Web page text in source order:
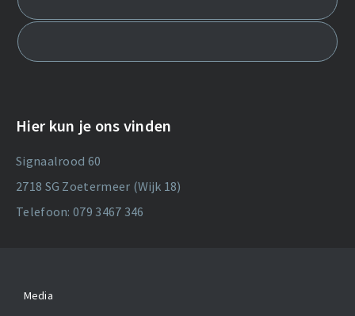
Hier kun je ons vinden
Signaalrood 60
2718 SG Zoetermeer (Wijk 18)
Telefoon: 079 3467 346
Media